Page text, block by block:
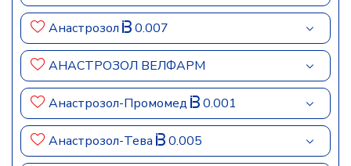
Анастрозол 0.007
АНАСТРОЗОЛ ВЕЛФАРМ
Анастрозол-Промомед 0.001
Анастрозол-Тева 0.005